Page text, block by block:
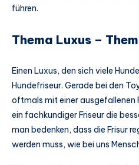
führen.
Thema Luxus –
Einen Luxus, den sich viele
Hundefriseur. Gerade bei den
oftmals mit einer ausgefallenen
ein fachkundiger Friseur die
man bedenken, dass die Frisur
werden muss, wie bei uns